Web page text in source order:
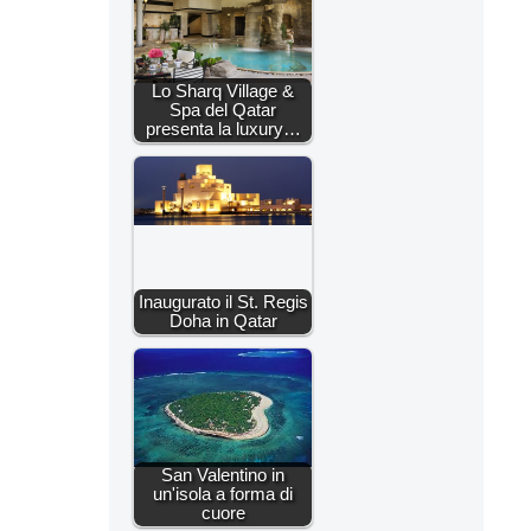
Lo Sharq Village &
Spa del Qatar
presenta la luxury…
Inaugurato il St. Regis
Doha in Qatar
San Valentino in
un'isola a forma di
cuore